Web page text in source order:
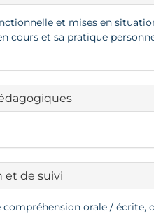
et mises en
cours et sa pratique
et de suivi
compréhension orale / écrite,